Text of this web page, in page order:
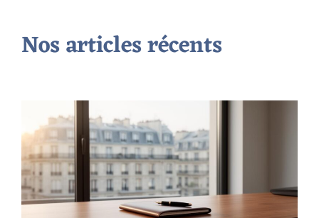
Nos articles récents